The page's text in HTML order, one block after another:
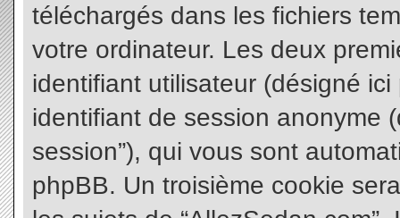
téléchargés dans les fichiers
votre ordinateur. Les deux
identifiant utilisateur (désigné ici
identifiant de session anonyme
session”), qui vous sont
phpBB. Un troisième cookie